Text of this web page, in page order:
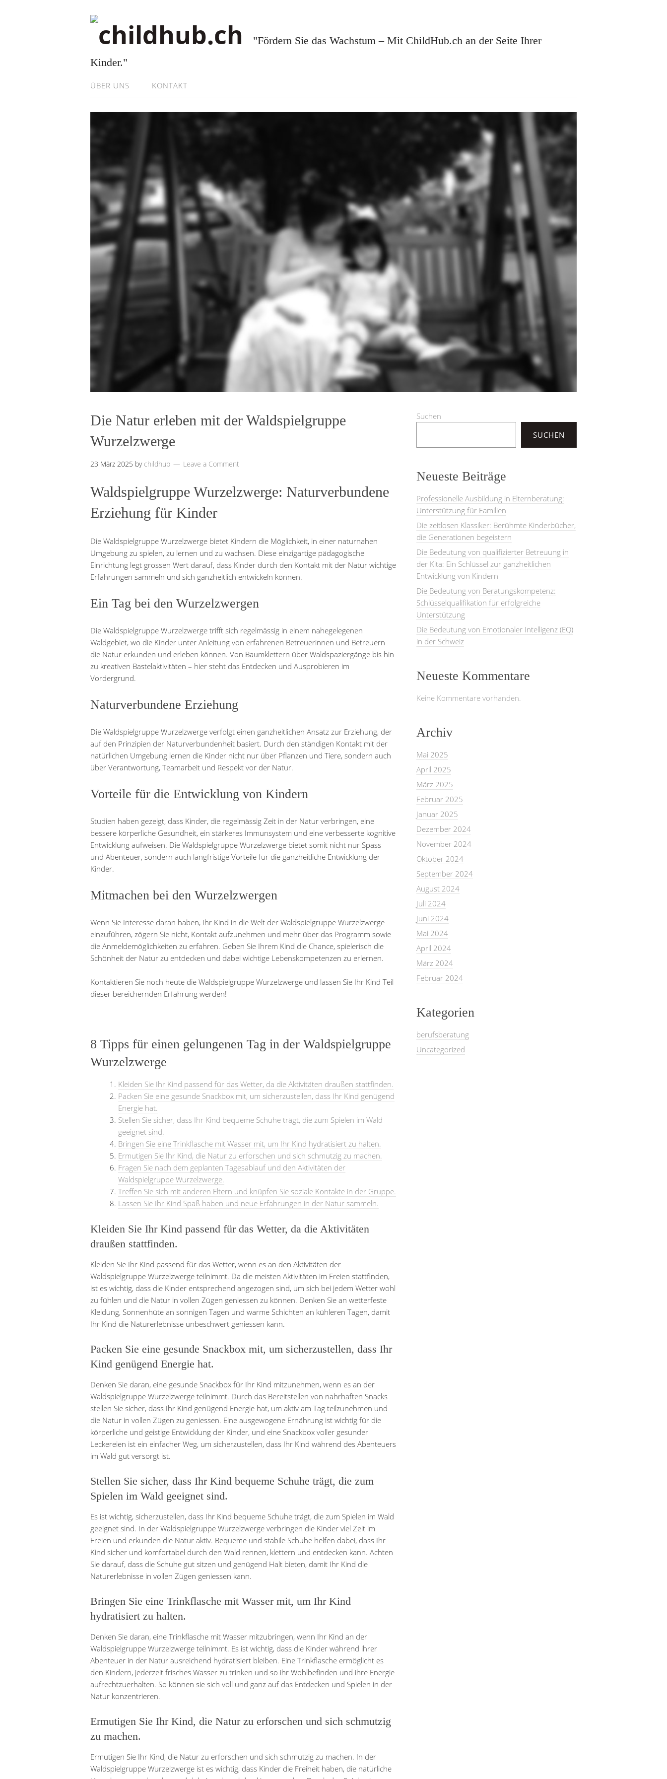
"Fördern Sie das Wachstum – Mit ChildHub.ch an der Seite Ihrer
Kinder."
ÜBER UNS KONTAKT
Die Natur erleben mit der Waldspielgruppe
Wurzelzwerge
23 März 2025 by childhub Leave a Comment
Waldspielgruppe Wurzelzwerge: Naturverbundene
Erziehung für Kinder
Die Waldspielgruppe Wurzelzwerge bietet Kindern die Möglichkeit, in einer naturnahen
Umgebung zu spielen, zu lernen und zu wachsen. Diese einzigartige pädagogische
Einrichtung legt grossen Wert darauf, dass Kinder durch den Kontakt mit der Natur wichtige
Erfahrungen sammeln und sich ganzheitlich entwickeln können.
Ein Tag bei den Wurzelzwergen
Die Waldspielgruppe Wurzelzwerge trifft sich regelmässig in einem nahegelegenen
Waldgebiet, wo die Kinder unter Anleitung von erfahrenen Betreuerinnen und Betreuern
die Natur erkunden und erleben können. Von Baumklettern über Waldspaziergänge bis hin
zu kreativen Bastelaktivitäten – hier steht das Entdecken und Ausprobieren im
Vordergrund.
Naturverbundene Erziehung
Die Waldspielgruppe Wurzelzwerge verfolgt einen ganzheitlichen Ansatz zur Erziehung, der
auf den Prinzipien der Naturverbundenheit basiert. Durch den ständigen Kontakt mit der
natürlichen Umgebung lernen die Kinder nicht nur über Pflanzen und Tiere, sondern auch
über Verantwortung, Teamarbeit und Respekt vor der Natur.
Vorteile für die Entwicklung von Kindern
Studien haben gezeigt, dass Kinder, die regelmässig Zeit in der Natur verbringen, eine
bessere körperliche Gesundheit, ein stärkeres Immunsystem und eine verbesserte kognitive
Entwicklung aufweisen. Die Waldspielgruppe Wurzelzwerge bietet somit nicht nur Spass
und Abenteuer, sondern auch langfristige Vorteile für die ganzheitliche Entwicklung der
Kinder.
Mitmachen bei den Wurzelzwergen
Wenn Sie Interesse daran haben, Ihr Kind in die Welt der Waldspielgruppe Wurzelzwerge
einzuführen, zögern Sie nicht, Kontakt aufzunehmen und mehr über das Programm sowie
die Anmeldemöglichkeiten zu erfahren. Geben Sie Ihrem Kind die Chance, spielerisch die
Schönheit der Natur zu entdecken und dabei wichtige Lebenskompetenzen zu erlernen.
Kontaktieren Sie noch heute die Waldspielgruppe Wurzelzwerge und lassen Sie Ihr Kind Teil
dieser bereichernden Erfahrung werden!
8 Tipps für einen gelungenen Tag in der Waldspielgruppe
Wurzelzwerge
Kleiden Sie Ihr Kind passend für das Wetter, da die Aktivitäten draußen stattfinden.
Packen Sie eine gesunde Snackbox mit, um sicherzustellen, dass Ihr Kind genügend
Energie hat.
Stellen Sie sicher, dass Ihr Kind bequeme Schuhe trägt, die zum Spielen im Wald
geeignet sind.
Bringen Sie eine Trinkflasche mit Wasser mit, um Ihr Kind hydratisiert zu halten.
Ermutigen Sie Ihr Kind, die Natur zu erforschen und sich schmutzig zu machen.
Fragen Sie nach dem geplanten Tagesablauf und den Aktivitäten der
Waldspielgruppe Wurzelzwerge.
Treffen Sie sich mit anderen Eltern und knüpfen Sie soziale Kontakte in der Gruppe.
Lassen Sie Ihr Kind Spaß haben und neue Erfahrungen in der Natur sammeln.
Kleiden Sie Ihr Kind passend für das Wetter, da die Aktivitäten
draußen stattfinden.
Kleiden Sie Ihr Kind passend für das Wetter, wenn es an den Aktivitäten der
Waldspielgruppe Wurzelzwerge teilnimmt. Da die meisten Aktivitäten im Freien stattfinden,
ist es wichtig, dass die Kinder entsprechend angezogen sind, um sich bei jedem Wetter wohl
zu fühlen und die Natur in vollen Zügen geniessen zu können. Denken Sie an wetterfeste
Kleidung, Sonnenhüte an sonnigen Tagen und warme Schichten an kühleren Tagen, damit
Ihr Kind die Naturerlebnisse unbeschwert geniessen kann.
Packen Sie eine gesunde Snackbox mit, um sicherzustellen, dass Ihr
Kind genügend Energie hat.
Denken Sie daran, eine gesunde Snackbox für Ihr Kind mitzunehmen, wenn es an der
Waldspielgruppe Wurzelzwerge teilnimmt. Durch das Bereitstellen von nahrhaften Snacks
stellen Sie sicher, dass Ihr Kind genügend Energie hat, um aktiv am Tag teilzunehmen und
die Natur in vollen Zügen zu geniessen. Eine ausgewogene Ernährung ist wichtig für die
körperliche und geistige Entwicklung der Kinder, und eine Snackbox voller gesunder
Leckereien ist ein einfacher Weg, um sicherzustellen, dass Ihr Kind während des Abenteuers
im Wald gut versorgt ist.
Stellen Sie sicher, dass Ihr Kind bequeme Schuhe trägt, die zum
Spielen im Wald geeignet sind.
Es ist wichtig, sicherzustellen, dass Ihr Kind bequeme Schuhe trägt, die zum Spielen im Wald
geeignet sind. In der Waldspielgruppe Wurzelzwerge verbringen die Kinder viel Zeit im
Freien und erkunden die Natur aktiv. Bequeme und stabile Schuhe helfen dabei, dass Ihr
Kind sicher und komfortabel durch den Wald rennen, klettern und entdecken kann. Achten
Sie darauf, dass die Schuhe gut sitzen und genügend Halt bieten, damit Ihr Kind die
Naturerlebnisse in vollen Zügen geniessen kann.
Bringen Sie eine Trinkflasche mit Wasser mit, um Ihr Kind
hydratisiert zu halten.
Denken Sie daran, eine Trinkflasche mit Wasser mitzubringen, wenn Ihr Kind an der
Waldspielgruppe Wurzelzwerge teilnimmt. Es ist wichtig, dass die Kinder während ihrer
Abenteuer in der Natur ausreichend hydratisiert bleiben. Eine Trinkflasche ermöglicht es
den Kindern, jederzeit frisches Wasser zu trinken und so ihr Wohlbefinden und ihre Energie
aufrechtzuerhalten. So können sie sich voll und ganz auf das Entdecken und Spielen in der
Natur konzentrieren.
Ermutigen Sie Ihr Kind, die Natur zu erforschen und sich schmutzig
zu machen.
Ermutigen Sie Ihr Kind, die Natur zu erforschen und sich schmutzig zu machen. In der
Waldspielgruppe Wurzelzwerge ist es wichtig, dass Kinder die Freiheit haben, die natürliche
Suchen
SUCHEN
Neueste Beiträge
Professionelle Ausbildung in Elternberatung:
Unterstützung für Familien
Die zeitlosen Klassiker: Berühmte Kinderbücher,
die Generationen begeistern
Die Bedeutung von qualifizierter Betreuung in
der Kita: Ein Schlüssel zur ganzheitlichen
Entwicklung von Kindern
Die Bedeutung von Beratungskompetenz:
Schlüsselqualifikation für erfolgreiche
Unterstützung
Die Bedeutung von Emotionaler Intelligenz (EQ)
in der Schweiz
Neueste Kommentare
Keine Kommentare vorhanden.
Archiv
Mai 2025
April 2025
März 2025
Februar 2025
Januar 2025
Dezember 2024
November 2024
Oktober 2024
September 2024
August 2024
Juli 2024
Juni 2024
Mai 2024
April 2024
März 2024
Februar 2024
Kategorien
berufsberatung
Uncategorized